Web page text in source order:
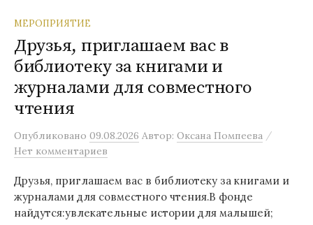
МЕРОПРИЯТИЕ
Друзья, приглашаем вас в
библиотеку за книгами и
журналами для совместного
чтения
Опубликовано 09.08.2026 Автор: Оксана Помпеева /
Нет комментариев
Друзья, приглашаем вас в библиотеку за книгами и
журналами для совместного чтения.В фонде
найдутся:увлекательные истории для малышей;